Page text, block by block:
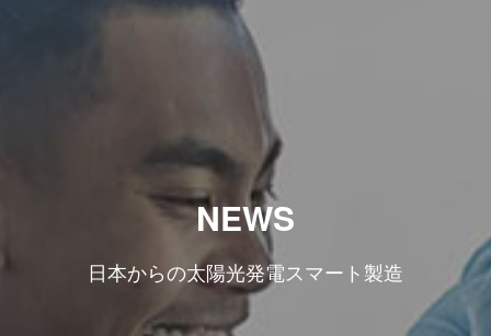
NEWS
日本からの太陽光発電スマート製造